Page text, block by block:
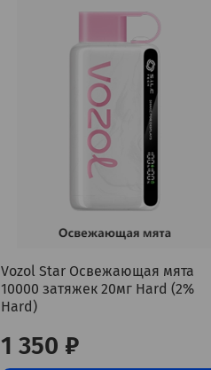
Vozol Star Освежающая мята
10000 затяжек 20мг Hard (2%
Hard)
1 350 ₽